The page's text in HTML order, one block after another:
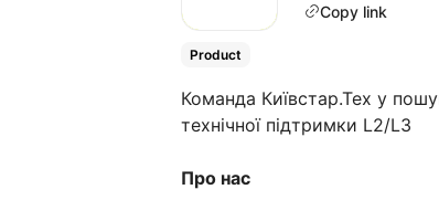
Copy link
Product
Команда Київстар.Тех у
технічної підтримки L2/L3
Про нас